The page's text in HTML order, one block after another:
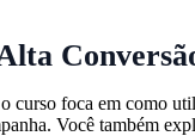
curso foca em como
Você também